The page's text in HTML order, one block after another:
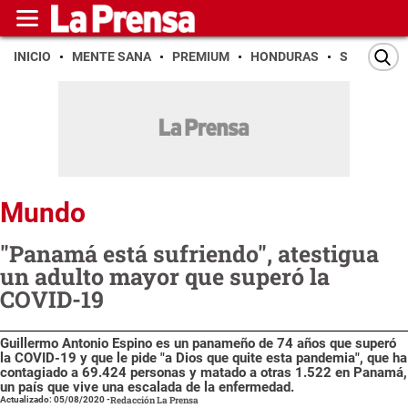
INICIO MENTE SANA PREMIUM HONDURAS SAN PEDRO
Mundo
"Panamá está sufriendo", atestigua
un adulto mayor que superó la
COVID-19
Guillermo Antonio Espino es un panameño de 74 años que superó
la COVID-19 y que le pide "a Dios que quite esta pandemia", que ha
contagiado a 69.424 personas y matado a otras 1.522 en Panamá,
un país que vive una escalada de la enfermedad.
Actualizado: 05/08/2020-Redacción La Prensa